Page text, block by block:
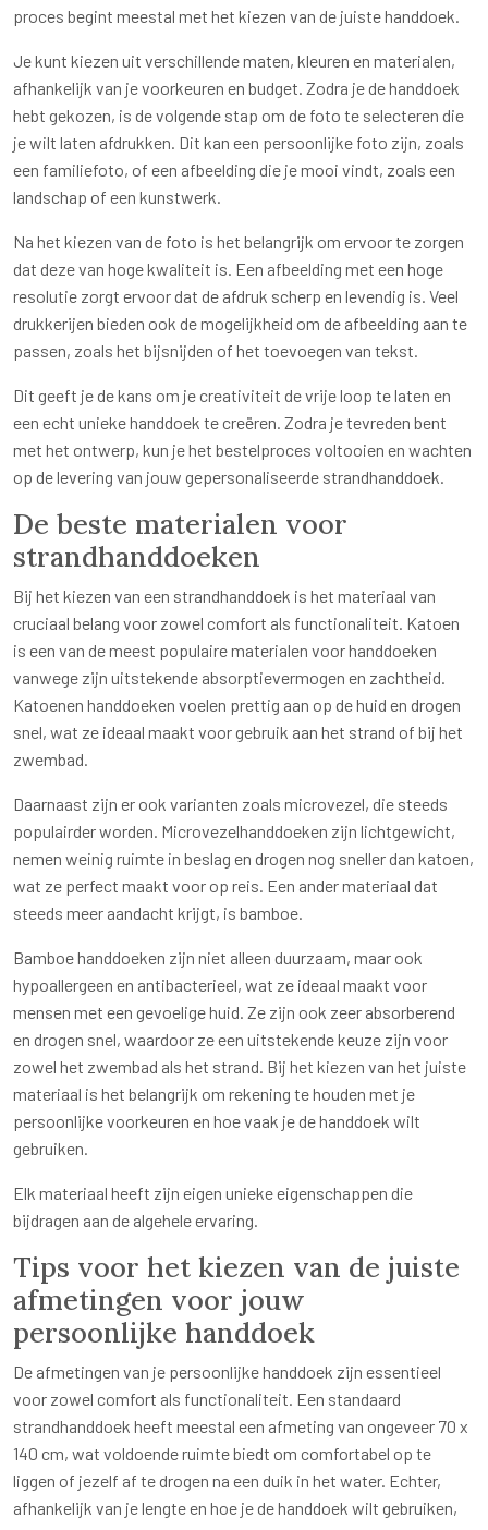
proces begint meestal met het kiezen van de juiste handdoek.
Je kunt kiezen uit verschillende maten, kleuren en materialen,
afhankelijk van je voorkeuren en budget. Zodra je de handdoek
hebt gekozen, is de volgende stap om de foto te selecteren die
je wilt laten afdrukken. Dit kan een persoonlijke foto zijn, zoals
een familiefoto, of een afbeelding die je mooi vindt, zoals een
landschap of een kunstwerk.
Na het kiezen van de foto is het belangrijk om ervoor te zorgen
dat deze van hoge kwaliteit is. Een afbeelding met een hoge
resolutie zorgt ervoor dat de afdruk scherp en levendig is. Veel
drukkerijen bieden ook de mogelijkheid om de afbeelding aan te
passen, zoals het bijsnijden of het toevoegen van tekst.
Dit geeft je de kans om je creativiteit de vrije loop te laten en
een echt unieke handdoek te creëren. Zodra je tevreden bent
met het ontwerp, kun je het bestelproces voltooien en wachten
op de levering van jouw gepersonaliseerde strandhanddoek.
De beste materialen voor
strandhanddoeken
Bij het kiezen van een strandhanddoek is het materiaal van
cruciaal belang voor zowel comfort als functionaliteit. Katoen
is een van de meest populaire materialen voor handdoeken
vanwege zijn uitstekende absorptievermogen en zachtheid.
Katoenen handdoeken voelen prettig aan op de huid en drogen
snel, wat ze ideaal maakt voor gebruik aan het strand of bij het
zwembad.
Daarnaast zijn er ook varianten zoals microvezel, die steeds
populairder worden. Microvezelhanddoeken zijn lichtgewicht,
nemen weinig ruimte in beslag en drogen nog sneller dan katoen,
wat ze perfect maakt voor op reis. Een ander materiaal dat
steeds meer aandacht krijgt, is bamboe.
Bamboe handdoeken zijn niet alleen duurzaam, maar ook
hypoallergeen en antibacterieel, wat ze ideaal maakt voor
mensen met een gevoelige huid. Ze zijn ook zeer absorberend
en drogen snel, waardoor ze een uitstekende keuze zijn voor
zowel het zwembad als het strand. Bij het kiezen van het juiste
materiaal is het belangrijk om rekening te houden met je
persoonlijke voorkeuren en hoe vaak je de handdoek wilt
gebruiken.
Elk materiaal heeft zijn eigen unieke eigenschappen die
bijdragen aan de algehele ervaring.
Tips voor het kiezen van de juiste
afmetingen voor jouw
persoonlijke handdoek
De afmetingen van je persoonlijke handdoek zijn essentieel
voor zowel comfort als functionaliteit. Een standaard
strandhanddoek heeft meestal een afmeting van ongeveer 70 x
140 cm, wat voldoende ruimte biedt om comfortabel op te
liggen of jezelf af te drogen na een duik in het water. Echter,
afhankelijk van je lengte en hoe je de handdoek wilt gebruiken,